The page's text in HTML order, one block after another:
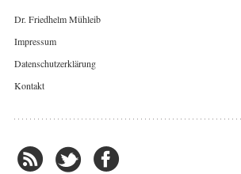
Dr. Friedhelm Mühleib
Impressum
Datenschutzerklärung
Kontakt